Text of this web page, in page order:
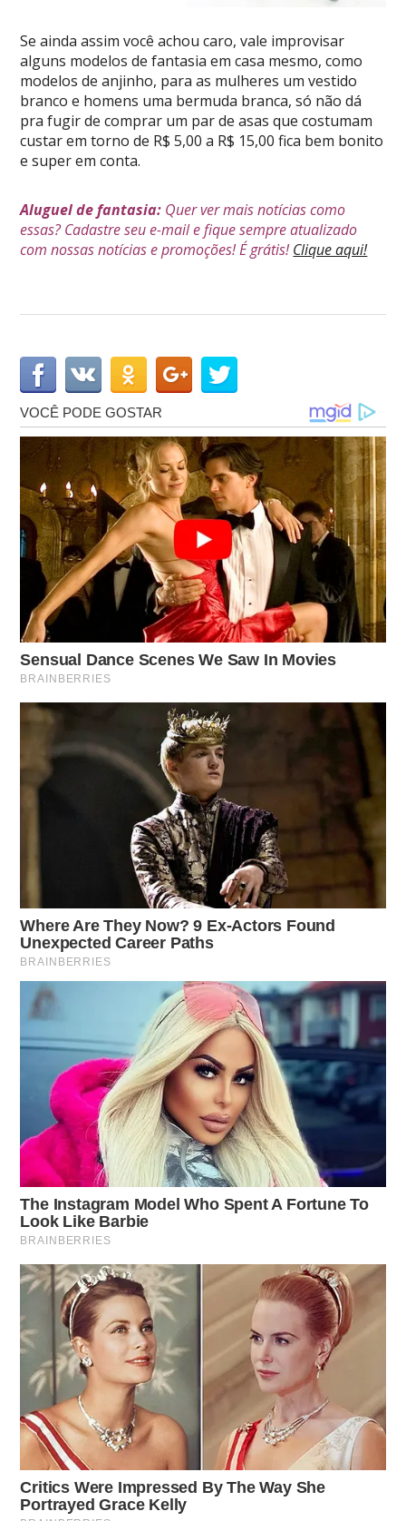
Se ainda assim você achou caro, vale improvisar
alguns modelos de fantasia em casa mesmo, como
modelos de anjinho, para as mulheres um vestido
branco e homens uma bermuda branca, só não dá
pra fugir de comprar um par de asas que costumam
custar em torno de R$ 5,00 a R$ 15,00 fica bem bonito
e super em conta.
Aluguel de fantasia: Quer ver mais notícias como
essas? Cadastre seu e-mail e fique sempre atualizado
com nossas notícias e promoções! É grátis!Clique aqui!